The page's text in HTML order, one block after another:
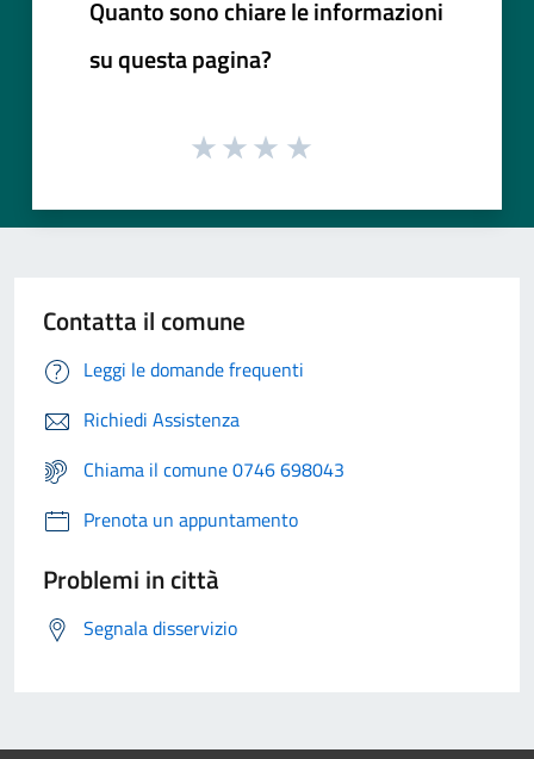
Quanto sono chiare le informazioni
su questa pagina?
Contatta il comune
Leggi le domande frequenti
Richiedi Assistenza
Chiama il comune 0746 698043
Prenota un appuntamento
Problemi in città
Segnala disservizio